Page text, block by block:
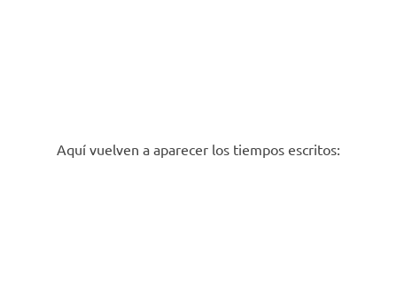
Aquí vuelven a aparecer los tiempos escritos: